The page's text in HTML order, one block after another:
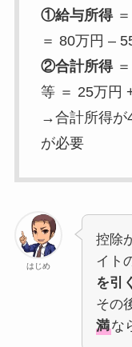
①給与所得＝
＝ 80万円 –
②合計所得＝
等 ＝ 25万円
→合計所得が
が必要
はじめ
控除
イト
を引く
その
満な